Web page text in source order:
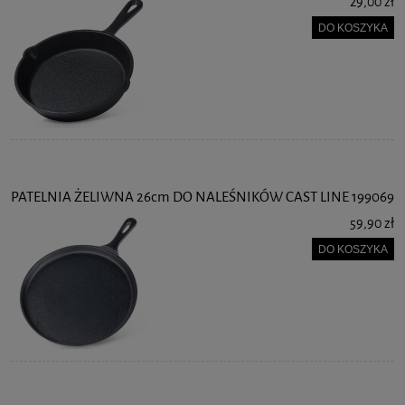
DO KOSZYKA
PATELNIA ŻELIWNA 26cm DO NALEŚNIKÓW CAST LINE 199069
59,90 zł
DO KOSZYKA